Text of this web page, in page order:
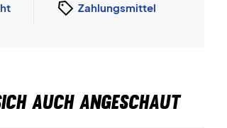
Zahlungsmittel
AUCH ANGESCHAUT